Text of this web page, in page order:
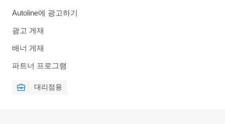
Autoline에 광고하기
광고 게재
배너 게재
파트너 프로그램
대리점용